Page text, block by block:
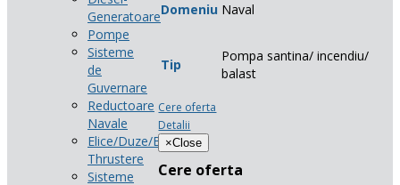
Generatoare
Pompe
Sisteme
de
Guvernare
Reductoare
Navale
Elice/Duze/Bow-
Thrustere
Sisteme
Domeniu Naval
Tip
Pompa santina/ incendiu/
balast
Cere oferta
Detalii
×Close
Cere oferta